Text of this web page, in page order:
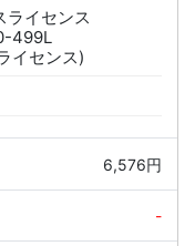
ライセンス
499L
イセンス)
6,576円
-